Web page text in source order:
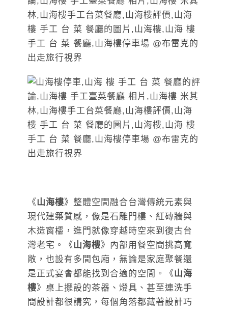
《山海樓》整體空間融合台灣傳統元素與
現代建築質感，像是石雕門樓、紅磚牆與
木造窗櫺，進門就像穿越時空來到復古台
灣老宅。《山海樓》內部用餐空間挑高寬
敞，也設有多間包廂，無論是家庭聚餐還
是正式宴會都能找到合適的空間。《山海
樓》桌上擺設的茶器、燈具、甚至連洗手
間設計都很講究，每個角落都藏著設計巧